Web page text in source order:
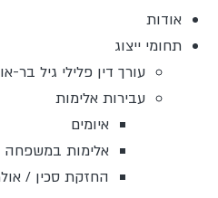
אודות
תחומי ייצוג
עורך דין פלילי גיל בר-
עבירות אלימות
איומים
אלימות במשפחה
החזקת סכין /